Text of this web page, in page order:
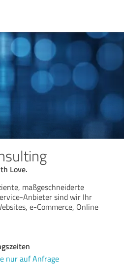
Love.
maßgeschneiderte
Anbieter sind wir Ihr
e-Commerce, Online
nur auf Anfrage